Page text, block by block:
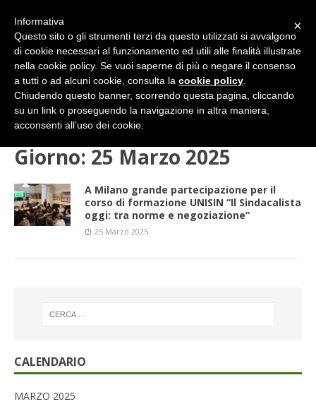
2025 MARZO
Giorno: 25 Marzo 2025
A Milano grande partecipazione per il
corso di formazione UNISIN “Il Sindacalista
oggi: tra norme e negoziazione”
25 Marzo 2025
CALENDARIO
MARZO 2025
×
Informativa
Questo sito o gli strumenti terzi da questo utilizzati si avvalgono
di cookie necessari al funzionamento ed utili alle finalità illustrate
nella cookie policy. Se vuoi saperne di più o negare il consenso
a tutti o ad alcuni cookie, consulta la cookie policy
Chiudendo questo banner, scorrendo questa pagina, cliccando
su un link o proseguendo la navigazione in altra maniera,
acconsenti all’uso dei cookie.